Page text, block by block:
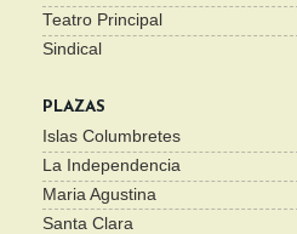
Teatro Principal
Sindical
PLAZAS
Islas Columbretes
La Independencia
Maria Agustina
Santa Clara